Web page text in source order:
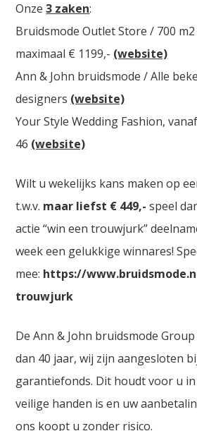
Onze3 zaken:
Bruidsmode Outlet Store / 700
maximaal € 1199,- (website)
Ann & John bruidsmode / Alle
designers (website)
Your Style Wedding Fashion,
46 (website)
Wilt u wekelijks kans maken op
t.w.v. maar liefst € 449,- speel
actie “win een trouwjurk”
week een gelukkige winnares!
mee: https://
trouwjurk
De Ann & John bruidsmode
dan 40 jaar, wij zijn aangesloten
garantiefonds. Dit houdt voor u
veilige handen is en uw
ons koopt u zonder risico.